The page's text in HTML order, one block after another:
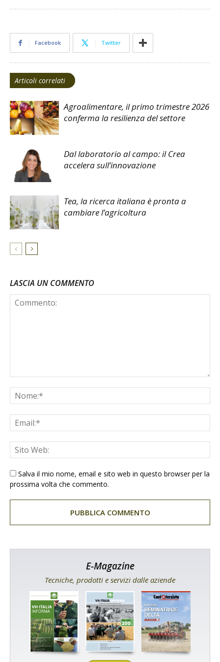
Facebook Twitter
Articoli correlati
Agroalimentare, il primo trimestre 2026
conferma la resilienza del settore
Dal laboratorio al campo: il Crea
accelera sull’innovazione
Tea, la ricerca italiana è pronta a
cambiare l’agricoltura
LASCIA UN COMMENTO
Salva il mio nome, email e sito web in questo browser per la
prossima volta che commento.
E-Magazine
Tecniche, prodotti e servizi dalle aziende